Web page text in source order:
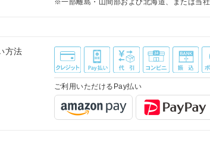
※一部離島・山間部および北海道、または当社
方法
ご利用いただけるPay払い